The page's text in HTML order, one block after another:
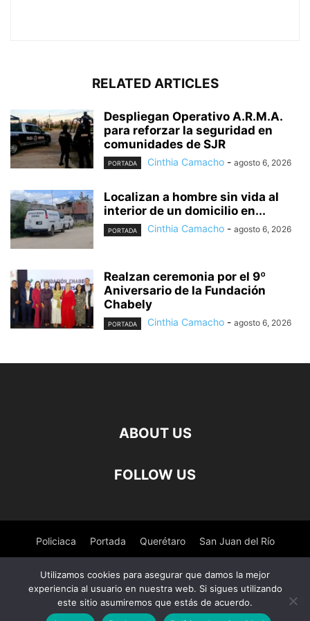
RELATED ARTICLES
Despliegan Operativo A.R.M.A.
para reforzar la seguridad en
comunidades de SJR
PORTADA Cinthia Camacho - agosto 6, 2026
Localizan a hombre sin vida al
interior de un domicilio en...
PORTADA Cinthia Camacho - agosto 6, 2026
Realzan ceremonia por el 9º
Aniversario de la Fundación
Chabely
PORTADA Cinthia Camacho - agosto 6, 2026
ABOUT US
FOLLOW US
Policiaca Portada Querétaro San Juan del Río
Nacional Salud
Utilizamos cookies para asegurar que damos la mejor
experiencia al usuario en nuestra web. Si sigues utilizando
este sitio asumiremos que estás de acuerdo.